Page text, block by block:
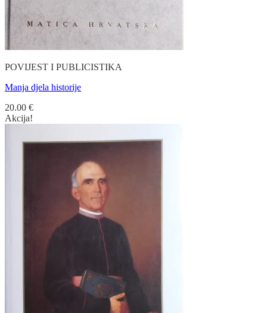
POVIJEST I PUBLICISTIKA
Manja djela historije
20.00 €
Akcija!